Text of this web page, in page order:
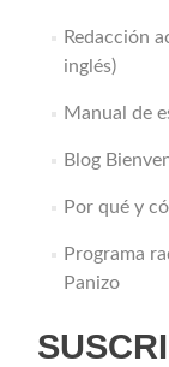
Redacción
inglés)
Manual de
Blog
Por qué y
Programa
Panizo